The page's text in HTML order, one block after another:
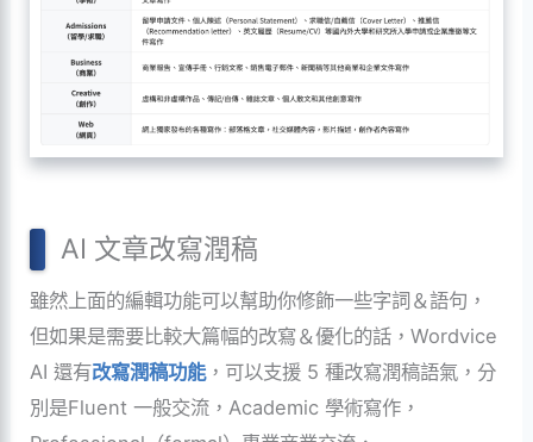
AI 文章改寫潤稿
雖然上面的編輯功能可以幫助你修飾一些字詞＆語句，
但如果是需要比較大篇幅的改寫＆優化的話，Wordvice
AI 還有改寫潤稿功能，可以支援 5 種改寫潤稿語氣，分
別是Fluent 一般交流，Academic 學術寫作，